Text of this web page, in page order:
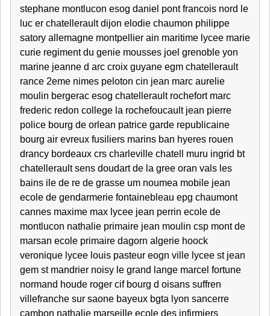
stephane montlucon esog daniel pont francois nord le
luc er chatellerault dijon elodie chaumon philippe
satory allemagne montpellier ain maritime lycee marie
curie regiment du genie mousses joel grenoble yon
marine jeanne d arc croix guyane egm chatellerault
rance 2eme nimes peloton cin jean marc aurelie
moulin bergerac esog chatellerault rochefort marc
frederic redon college la rochefoucault jean pierre
police bourg de orlean patrice garde republicaine
bourg air evreux fusiliers marins ban hyeres rouen
drancy bordeaux crs charleville chatell muru ingrid bt
chatellerault sens doudart de la gree oran vals les
bains ile de re de grasse um noumea mobile jean
ecole de gendarmerie fontainebleau epg chaumont
cannes maxime max lycee jean perrin ecole de
montlucon nathalie primaire jean moulin csp mont de
marsan ecole primaire dagorn algerie hoock
veronique lycee louis pasteur eogn ville lycee st jean
gem st mandrier noisy le grand lange marcel fortune
normand houde roger cif bourg d oisans suffren
villefranche sur saone bayeux bgta lyon sancerre
cambon nathalie marseille ecole des infirmiers